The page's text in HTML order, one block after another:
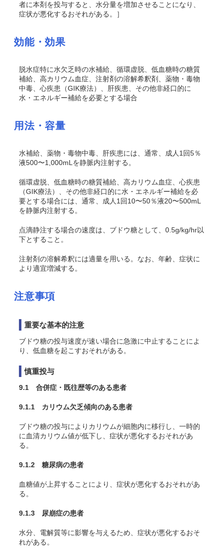
者に本剤を投与すると、水分量を増加させることになり、
症状が悪化するおそれがある。］
効能・効果
脱水症特に水欠乏時の水補給、循環虚脱、低血糖時の糖質
補給、高カリウム血症、注射剤の溶解希釈剤、薬物・毒物
中毒、心疾患（GIK療法）、肝疾患、その他非経口的に
水・エネルギー補給を必要とする場合
用法・容量
水補給、薬物・毒物中毒、肝疾患には、通常、成人1回5％
液500〜1,000mLを静脈内注射する。
循環虚脱、低血糖時の糖質補給、高カリウム血症、心疾患
（GIK療法）、その他非経口的に水・エネルギー補給を必
要とする場合には、通常、成人1回10〜50％液20〜500mL
を静脈内注射する。
点滴静注する場合の速度は、ブドウ糖として、0.5g/kg/hr以
下とすること。
注射剤の溶解希釈には適量を用いる。なお、年齢、症状に
より適宜増減する。
注意事項
重要な基本的注意
ブドウ糖の投与速度が速い場合に急激に中止することによ
り、低血糖を起こすおそれがある。
慎重投与
9.1 合併症・既往歴等のある患者
9.1.1 カリウム欠乏傾向のある患者
ブドウ糖の投与によりカリウムが細胞内に移行し、一時的
に血清カリウム値が低下し、症状が悪化するおそれがあ
る。
9.1.2 糖尿病の患者
血糖値が上昇することにより、症状が悪化するおそれがあ
る。
9.1.3 尿崩症の患者
水分、電解質等に影響を与えるため、症状が悪化するおそ
れがある。